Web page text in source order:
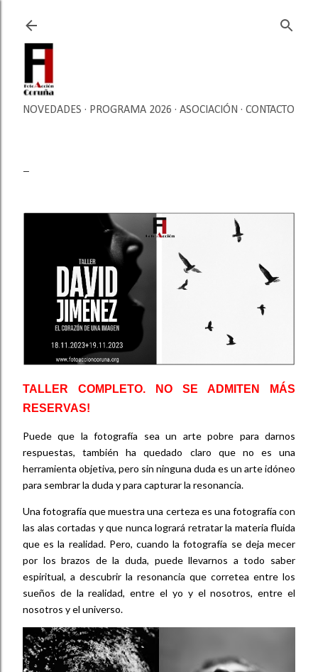
NOVEDADES PROGRAMA 2026 ASOCIACIÓN CONTACTO
TALLER COMPLETO. NO SE ADMITEN MÁS
RESERVAS!
Puede que la fotografía sea un arte pobre para darnos
respuestas, también ha quedado claro que no es una
herramienta objetiva, pero sin ninguna duda es un arte idóneo
para sembrar la duda y para capturar la resonancia.
Una fotografía que muestra una certeza es una fotografía con
las alas cortadas y que nunca logrará retratar la materia fluida
que es la realidad. Pero, cuando la fotografía se deja mecer
por los brazos de la duda, puede llevarnos a todo saber
espiritual, a descubrir la resonancia que corretea entre los
sueños de la realidad, entre el yo y el nosotros, entre el
nosotros y el universo.